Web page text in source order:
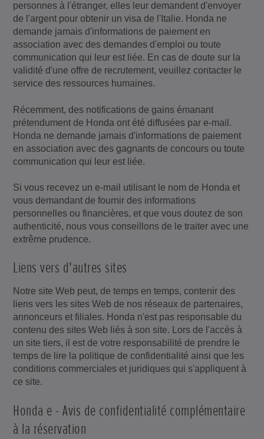
personnes à l'étranger, elles leur demandent d'envoyer
de l'argent pour obtenir un visa de l'Italie. Honda ne
demande jamais d'informations de paiement en
association avec des demandes d'emploi ou toute
communication qui leur est liée. En cas de doute sur la
validité d'une offre de recrutement, veuillez contacter le
service des ressources humaines.
Récemment, des notifications de gains émanant
prétendument de Honda ont été diffusées par e-mail.
Honda ne demande jamais d'informations de paiement
en association avec des gagnants de concours ou toute
communication qui leur est liée.
Si vous recevez un e-mail utilisant le nom de Honda et
vous demandant de fournir des informations
personnelles ou financières, et que vous doutez de son
authenticité, nous vous conseillons de le traiter avec une
extrême prudence.
Liens vers d'autres sites
Notre site Web peut, de temps en temps, contenir des
liens vers les sites Web de nos réseaux de partenaires,
annonceurs et filiales. Honda n'est pas responsable du
contenu des sites Web liés à son site. Lors de l'accès à
un site tiers, il est de votre responsabilité de prendre le
temps de lire la politique de confidentialité ainsi que les
conditions commerciales et juridiques qui s'appliquent à
ce site.
Honda e - Avis de confidentialité complémentaire
à la réservation